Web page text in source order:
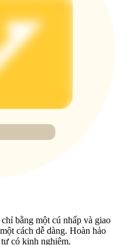
APR
Rewards
USDT
bằng một cú nhấp và giao
một cách dễ dàng. Hoàn hảo
có kinh nghiệm.